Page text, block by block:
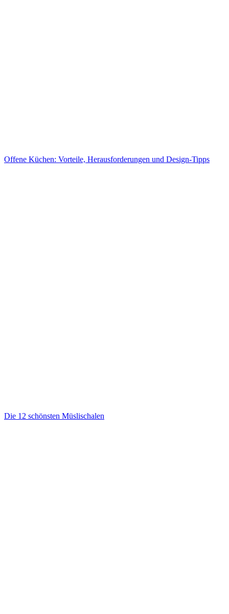
Offene Küchen: Vorteile, Herausforderungen und Design-Tipps
Die 12 schönsten Müslischalen